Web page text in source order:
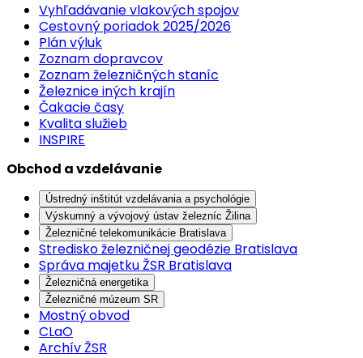
Vyhľadávanie vlakových spojov
Cestovný poriadok 2025/2026
Plán výluk
Zoznam dopravcov
Zoznam železničných staníc
Železnice iných krajín
Čakacie časy
Kvalita služieb
INSPIRE
Obchod a vzdelávanie
Ústredný inštitút vzdelávania a psychológie
Výskumný a vývojový ústav železníc Žilina
Železničné telekomunikácie Bratislava
Stredisko železničnej geodézie Bratislava
Správa majetku ŽSR Bratislava
Železničná energetika
Železničné múzeum SR
Mostný obvod
CLaO
Archív ŽSR